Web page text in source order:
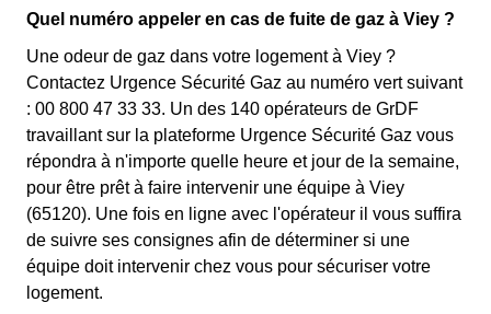
Quel numéro appeler en cas de fuite de gaz à Viey ?
Une odeur de gaz dans votre logement à Viey ?
Contactez Urgence Sécurité Gaz au numéro vert suivant
: 00 800 47 33 33. Un des 140 opérateurs de GrDF
travaillant sur la plateforme Urgence Sécurité Gaz vous
répondra à n'importe quelle heure et jour de la semaine,
pour être prêt à faire intervenir une équipe à Viey
(65120). Une fois en ligne avec l'opérateur il vous suffira
de suivre ses consignes afin de déterminer si une
équipe doit intervenir chez vous pour sécuriser votre
logement.